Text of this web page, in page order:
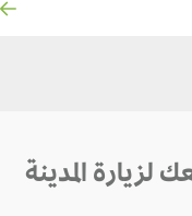
لزيارة المدينة